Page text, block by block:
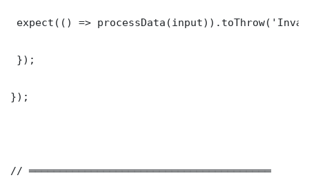
expect(() =>
});
});
// ═══════════════════════════════════════